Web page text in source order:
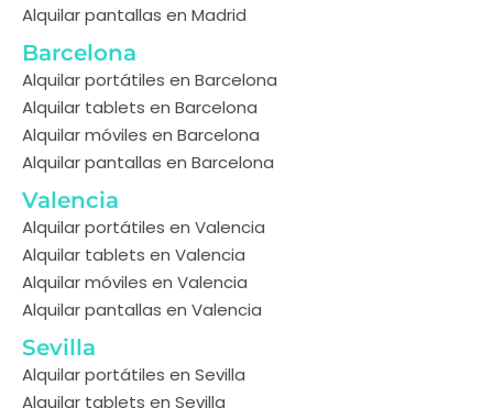
Alquilar pantallas en Madrid
Barcelona
Alquilar portátiles en Barcelona
Alquilar tablets en Barcelona
Alquilar móviles en Barcelona
Alquilar pantallas en Barcelona
Valencia
Alquilar portátiles en Valencia
Alquilar tablets en Valencia
Alquilar móviles en Valencia
Alquilar pantallas en Valencia
Sevilla
Alquilar portátiles en Sevilla
Alquilar tablets en Sevilla